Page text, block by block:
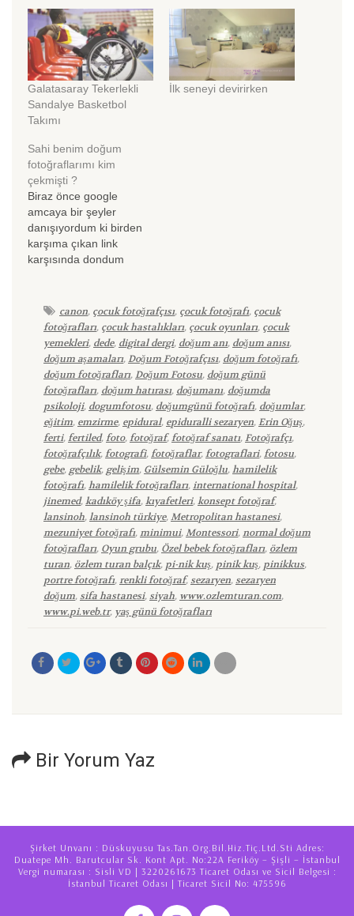
Galatasaray Tekerlekli
Sandalye Basketbol
Takımı
İlk seneyi devirirken
Sahi benim doğum
fotoğraflarımı kim
çekmişti ?
Biraz önce google
amcaya bir şeyler
danışıyordum ki birden
karşıma çıkan link
karşısında dondum
3,5 sene önce ortada bu
kadar doğum fotoğrafçısı
yokken bir iki tanesi ile
görüşmüş, birini
doğumda görmek
istemediğimi fark etmiş
güzel enerji alamamış,
bir diğerini pahalı bulmuş
olarak eşimin eline
makinayı tutuşturdum.…
canon, çocuk fotoğrafçısı, çocuk fotoğrafı, çocuk
fotoğrafları, çocuk hastalıkları, çocuk oyunları, çocuk
yemekleri, dede, digital dergi, doğum anı, doğum anısı,
doğum aşamaları,Doğum Fotoğrafçısı, doğum fotoğrafı,
doğum fotoğrafları,Doğum Fotosu, doğum günü
fotoğrafları, doğum hatırası, doğumanı, doğumda
psikoloji, dogumfotosu, doğumgünü fotoğrafı, doğumlar,
eğitim, emzirme, epidural, epiduralli sezaryen,Erin Oğuş,
ferti,fertiled,foto,fotoğraf,fotoğraf sanatı,Fotoğrafçı,
fotoğrafçılık,fotografi,fotoğraflar,fotograflari,fotosu,
gebe, gebelik, gelişim, Gülsemin Güloğlu,hamilelik
fotoğrafı,hamilelik fotoğrafları,international hospital,
jinemed,kadıköy şifa,kıyafetleri,konsept fotoğraf,
lansinoh,lansinoh türkiye,Metropolitan hastanesi,
mezuniyet fotoğrafı,minimui,Montessori,normal doğum
fotoğrafları, Oyun grubu, Özel bebek fotoğrafları, özlem
turan, özlem turan balçık, pi-nik kuş, pinik kuş, pinikkus,
portre fotoğrafı,renkli fotoğraf,sezaryen,sezaryen
doğum,sifa hastanesi,siyah, www.ozlemturan.com,
www.pi.web.tr, yaş günü fotoğrafları
Bir Yorum Yaz
Şirket Unvanı : Düskuyusu Tas.Tan.Org.Bil.Hiz.Tiç.Ltd.Sti Adres:
Duatepe Mh. Barutcular Sk. Kont Apt. No:22A Feriköy – Şişli – İstanbul
Vergi numarası : Sisli VD | 3220261673 Ticaret Odası ve Sicil Belgesi :
İstanbul Ticaret Odası | Ticaret Sicil No: 475596